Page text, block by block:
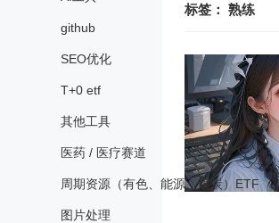
github
SEO优化
T+0 etf
其他工具
医药 / 医疗赛道
周期资源（有色、能源、煤炭）ETF
图片处理
标签： 熟练